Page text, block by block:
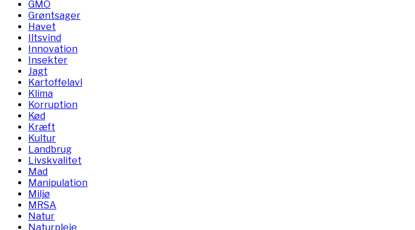
GMO
Grøntsager
Havet
Iltsvind
Innovation
Insekter
Jagt
Kartoffelavl
Klima
Korruption
Kød
Kræft
Kultur
Landbrug
Livskvalitet
Mad
Manipulation
Miljø
MRSA
Natur
Naturpleje